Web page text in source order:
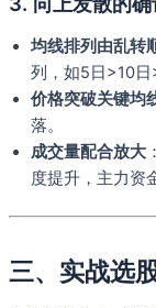
均线排列由乱转
列，如5日>10日
价格突破关键均
落。
成交量配合放大
度提升，主力资
三、实战选